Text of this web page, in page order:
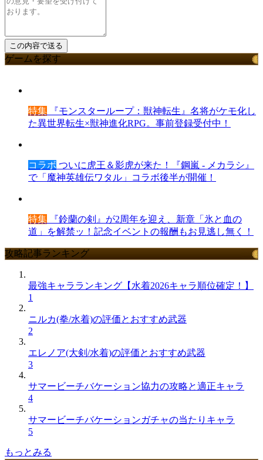
ゲームを探す
特集 『モンスターループ：獣神転生』名将がケモ化し
た異世界転生×獣神進化RPG。事前登録受付中！
コラボ ついに虎王＆影虎が来た！『鋼嵐 - メカラシ』
で「魔神英雄伝ワタル」コラボ後半が開催！
特集 『鈴蘭の剣』が2周年を迎え、新章「氷と血の
道」を解禁ッ！記念イベントの報酬もお見逃し無く！
攻略記事ランキング
最強キャラランキング【水着2026キャラ順位確定！】
1
ニルカ(拳/水着)の評価とおすすめ武器
2
エレノア(大剣/水着)の評価とおすすめ武器
3
サマービーチバケーション協力の攻略と適正キャラ
4
サマービーチバケーションガチャの当たりキャラ
5
もっとみる